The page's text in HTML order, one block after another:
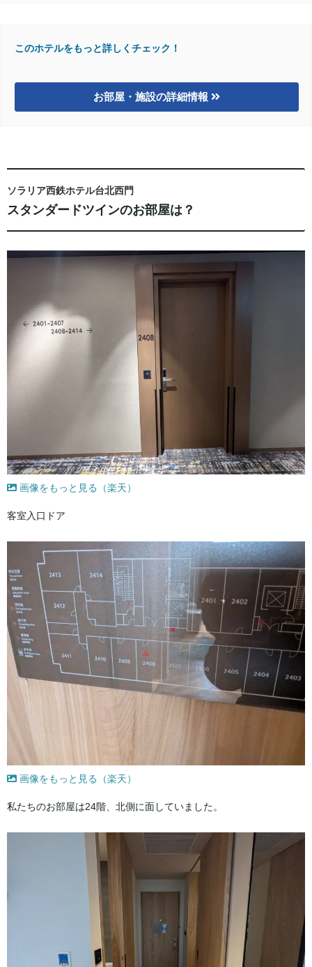
このホテルをもっと詳しくチェック！
お部屋・施設の詳細情報
ソラリア西鉄ホテル台北西門
スタンダードツインのお部屋は？
画像をもっと見る（楽天）
客室入口ドア
画像をもっと見る（楽天）
私たちのお部屋は24階、北側に面していました。